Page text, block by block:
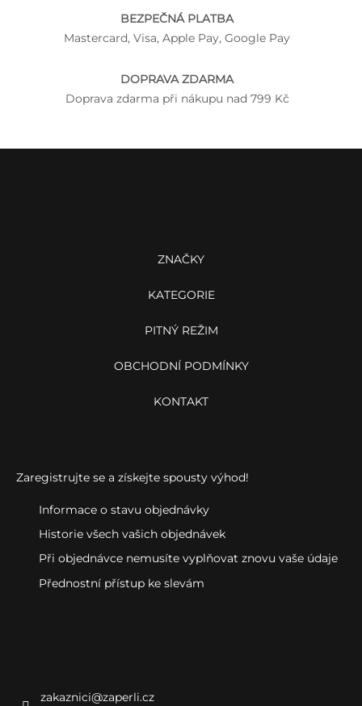
p
r
v
v
ý
s
BEZPEČNÁ PLATBA
Mastercard, Visa, Apple Pay, Google Pay
DOPRAVA ZDARMA
Doprava zdarma při nákupu nad 799 Kč
ZNAČKY
KATEGORIE
PITNÝ REŽIM
OBCHODNÍ PODMÍNKY
KONTAKT
Zaregistrujte se a získejte spousty výhod!
Informace o stavu objednávky
Historie všech vašich objednávek
Při objednávce nemusíte vyplňovat znovu vaše údaje
Přednostní přístup ke slevám
zakaznici@zaperli.cz